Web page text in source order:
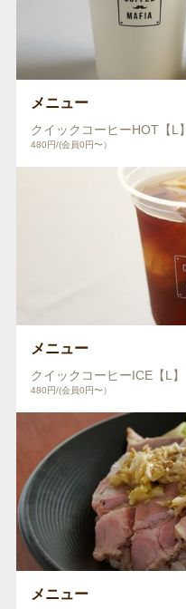
メニュー
クイックコーヒーHOT【L】
480円/(会員0円〜）
メニュー
クイックコーヒーICE【L】
480円/(会員0円〜）
メニュー